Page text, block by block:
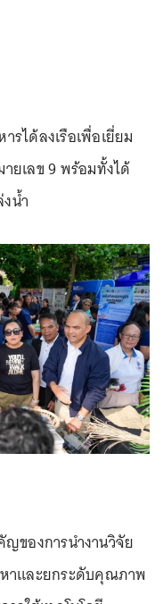
ได้ลงเรือเพื่อเยี่ยม
ยเลข 9 พร้อมทั้งได้
น้ำ
ของการนำงานวิจัย
าและยกระดับคุณภาพ